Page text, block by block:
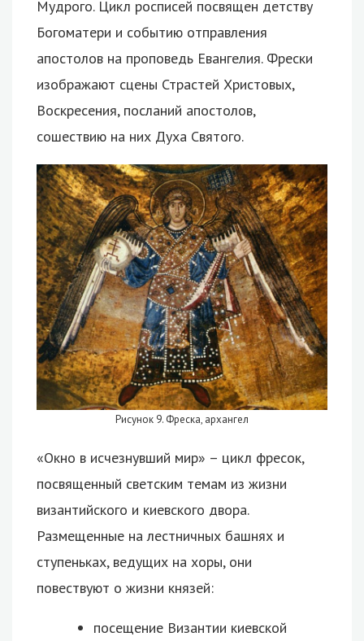
Мудрого. Цикл росписей посвящен детству
Богоматери и событию отправления
апостолов на проповедь Евангелия. Фрески
изображают сцены Страстей Христовых,
Воскресения, посланий апостолов,
сошествию на них Духа Святого.
Рисунок 9. Фреска, архангел
«Окно в исчезнувший мир» – цикл фресок,
посвященный светским темам из жизни
византийского и киевского двора.
Размещенные на лестничных башнях и
ступеньках, ведущих на хоры, они
повествуют о жизни князей:
посещение Византии киевской